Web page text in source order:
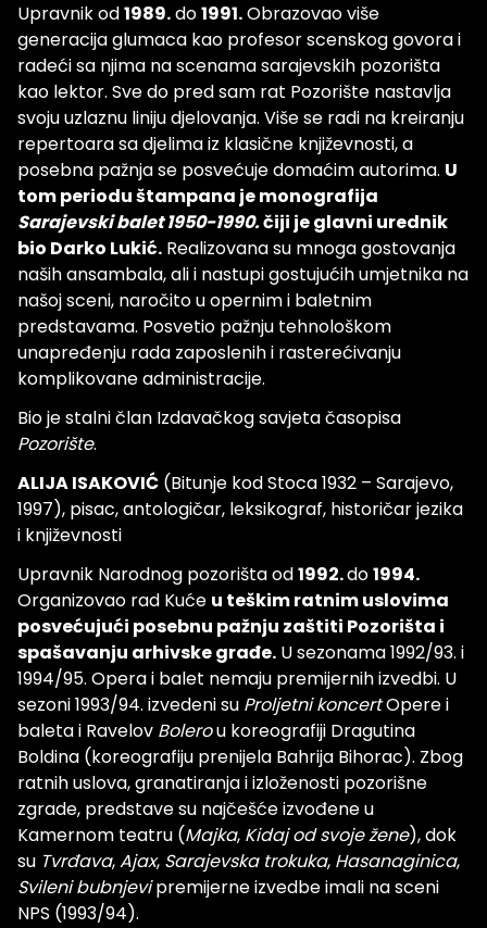
Upravnik od1989.do1991.Obrazovao više
generacija glumaca kao profesor scenskog govora i
radeći sa njima na scenama sarajevskih pozorišta
kao lektor. Sve do pred sam rat Pozorište nastavlja
svoju uzlaznu liniju djelovanja. Više se radi na kreiranju
repertoara sa djelima iz klasične književnosti, a
posebna pažnja se posvećuje domaćim autorima. U
tom periodu štampana je monografija
Sarajevski balet 1950-1990.čiji je glavni urednik
bio Darko Lukić. Realizovana su mnoga gostovanja
naših ansambala, ali i nastupi gostujućih umjetnika na
našoj sceni, naročito u opernim i baletnim
predstavama. Posvetio pažnju tehnološkom
unapređenju rada zaposlenih i rasterećivanju
komplikovane administracije.
Bio je stalni član Izdavačkog savjeta časopisa
Pozorište.
ALIJA ISAKOVIĆ (Bitunje kod Stoca 1932 – Sarajevo,
1997), pisac, antologičar, leksikograf, historičar jezika
i književnosti
Upravnik Narodnog pozorišta od1992.do1994.
Organizovao rad Kuće u teškim ratnim uslovima
posvećujući posebnu pažnju zaštiti Pozorišta i
spašavanju arhivske građe. U sezonama 1992/93. i
1994/95. Opera i balet nemaju premijernih izvedbi. U
sezoni 1993/94. izvedeni su Proljetni koncertOpere i
baleta i Ravelov Bolerou koreografiji Dragutina
Boldina (koreografiju prenijela Bahrija Bihorac). Zbog
ratnih uslova, granatiranja i izloženosti pozorišne
zgrade, predstave su najčešće izvođene u
Kamernom teatru (Majka, Kidaj od svoje žene), dok
su Tvrđava,Ajax, Sarajevska trokuka, Hasanaginica,
Svileni bubnjevipremijerne izvedbe imali na sceni
NPS (1993/94).